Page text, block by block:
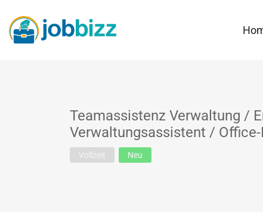
Teamassistenz Verwaltung /
Verwaltungsassistent /
Vollzeit Neu